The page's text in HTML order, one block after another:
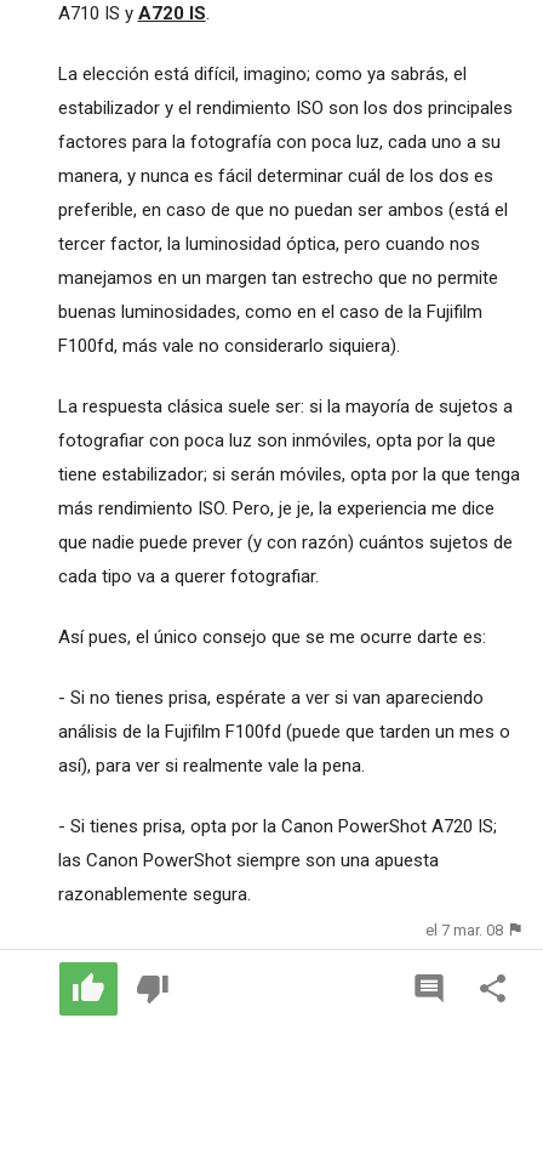
A710 IS y A720 IS.
La elección está difícil, imagino; como ya sabrás, el
estabilizador y el rendimiento ISO son los dos principales
factores para la fotografía con poca luz, cada uno a su
manera, y nunca es fácil determinar cuál de los dos es
preferible, en caso de que no puedan ser ambos (está el
tercer factor, la luminosidad óptica, pero cuando nos
manejamos en un margen tan estrecho que no permite
buenas luminosidades, como en el caso de la Fujifilm
F100fd, más vale no considerarlo siquiera).
La respuesta clásica suele ser: si la mayoría de sujetos a
fotografiar con poca luz son inmóviles, opta por la que
tiene estabilizador; si serán móviles, opta por la que tenga
más rendimiento ISO. Pero, je je, la experiencia me dice
que nadie puede prever (y con razón) cuántos sujetos de
cada tipo va a querer fotografiar.
Así pues, el único consejo que se me ocurre darte es:
- Si no tienes prisa, espérate a ver si van apareciendo
análisis de la Fujifilm F100fd (puede que tarden un mes o
así), para ver si realmente vale la pena.
- Si tienes prisa, opta por la Canon PowerShot A720 IS;
las Canon PowerShot siempre son una apuesta
razonablemente segura.
el 7 mar. 08